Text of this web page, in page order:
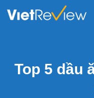
Top 5 dầu